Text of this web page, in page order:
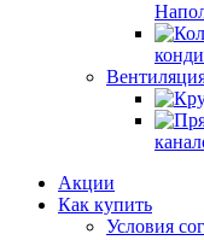
Акции
Как купить
Условия